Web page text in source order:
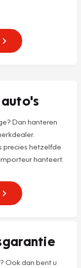
Dan hanteren
precies hetzelfde
hanteert.
Ook dan bent u